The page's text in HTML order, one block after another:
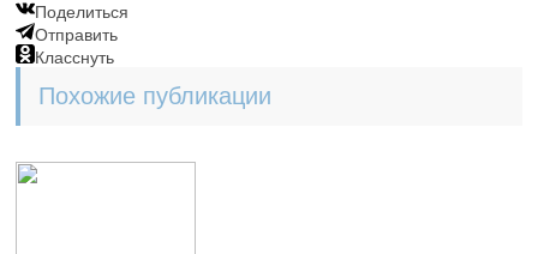
Поделиться
Отправить
Класснуть
Похожие публикации